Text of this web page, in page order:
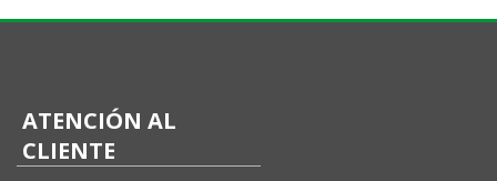
ATENCIÓN AL
CLIENTE